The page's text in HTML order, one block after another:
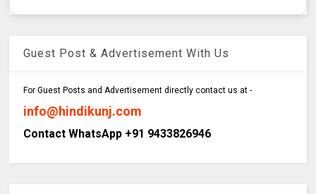
Guest Post & Advertisement With Us
For Guest Posts and Advertisement directly contact us at -
info@hindikunj.com
Contact WhatsApp +91 9433826946